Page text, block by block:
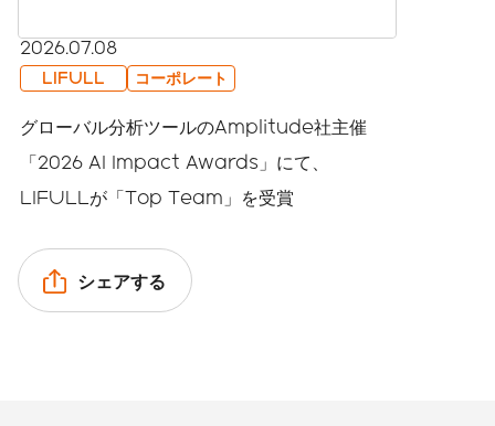
2026.07.08
LIFULL コーポレート
グローバル分析ツールのAmplitude社主催
「2026 AI Impact Awards」にて、
LIFULLが「Top Team」を受賞
シェアする